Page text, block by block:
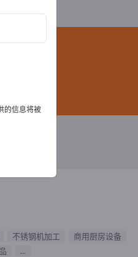
不锈钢机加工
商用厨房设备
...
的信息将被